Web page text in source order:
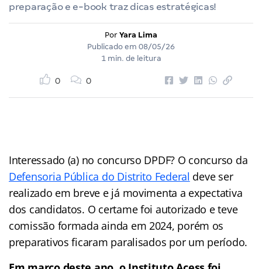
preparação e e-book traz dicas estratégicas!
Por Yara Lima
Publicado em 08/05/26
1 min. de leitura
0 0
Interessado (a) no concurso DPDF? O concurso da
Defensoria Pública do Distrito Federal deve ser
realizado em breve e já movimenta a expectativa
dos candidatos. O certame foi autorizado e teve
comissão formada ainda em 2024, porém os
preparativos ficaram paralisados por um período.